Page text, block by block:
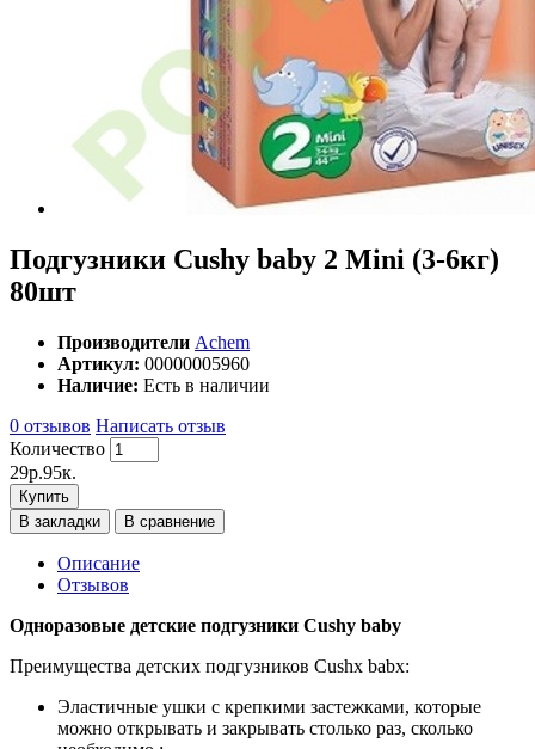
Подгузники Cushy baby 2 Mini (3-6кг)
80шт
Производители Achem
Артикул: 00000005960
Наличие: Есть в наличии
0 отзывов Написать отзыв
Количество
29p.95к.
Купить
В закладки
В сравнение
Описание
Отзывов
Одноразовые детские подгузники Cushy baby
Преимущества детских подгузников Cushx babx:
Эластичные ушки с крепкими застежками, которые
можно открывать и закрывать столько раз, сколько